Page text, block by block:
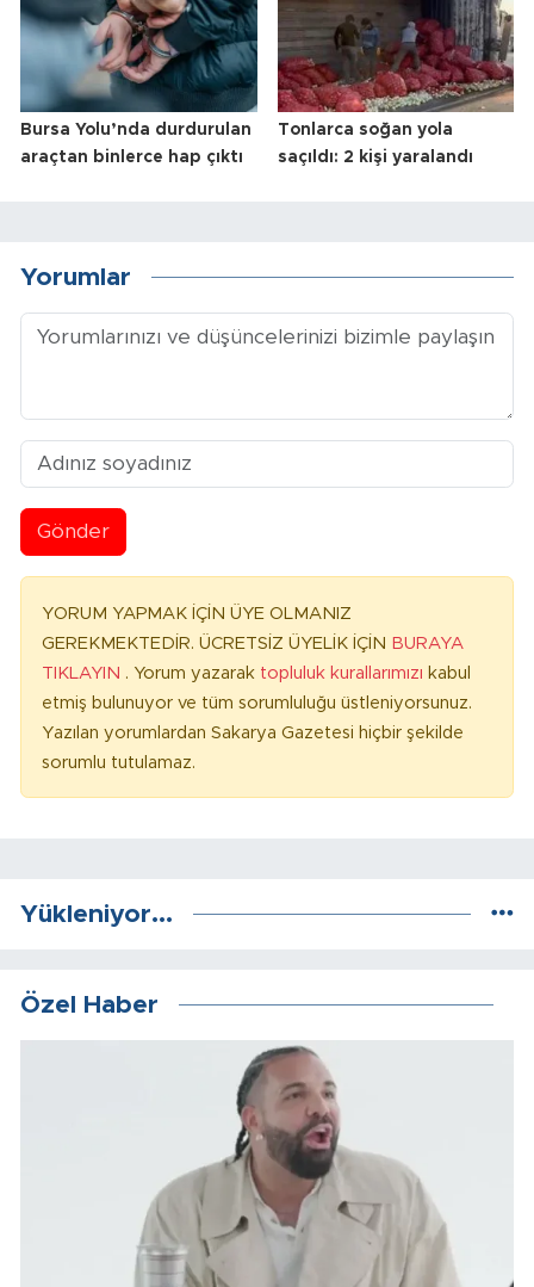
Bursa Yolu’nda durdurulan
araçtan binlerce hap çıktı
Tonlarca soğan yola
saçıldı: 2 kişi yaralandı
Yorumlar
Gönder
YORUM YAPMAK İÇİN ÜYE OLMANIZ
GEREKMEKTEDİR. ÜCRETSİZ ÜYELİK İÇİN BURAYA
TIKLAYIN . Yorum yazarak topluluk kurallarımızı kabul
etmiş bulunuyor ve tüm sorumluluğu üstleniyorsunuz.
Yazılan yorumlardan Sakarya Gazetesi hiçbir şekilde
sorumlu tutulamaz.
Yükleniyor...
Özel Haber